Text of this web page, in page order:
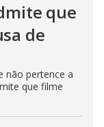
que
de
não pertence a
que filme